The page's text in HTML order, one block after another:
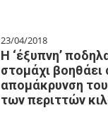
23/04/2018
Η ‘έξυπνη’
στομάχι βοηθάει
απομάκρυνση
των περιττών